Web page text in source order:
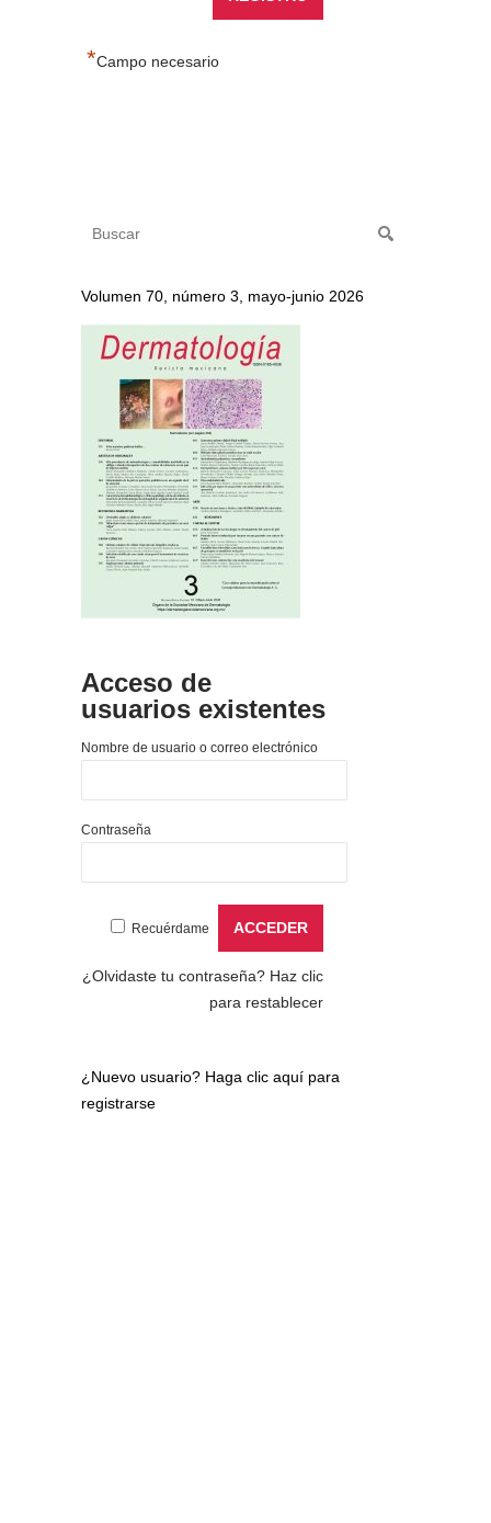
*Campo necesario
Volumen 70, número 3, mayo-junio 2026
Acceso de
usuarios existentes
Nombre de usuario o correo electrónico
Contraseña
Recuérdame
¿Olvidaste tu contraseña? Haz clic
para restablecer
¿Nuevo usuario? Haga clic aquí para
registrarse